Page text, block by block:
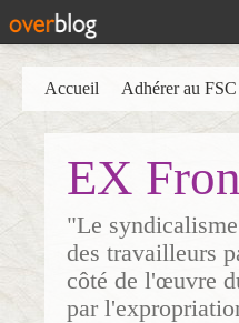
EX
"Le
des travailleurs
côté de l'œuvre
par
Accueil Adhérer au FSC